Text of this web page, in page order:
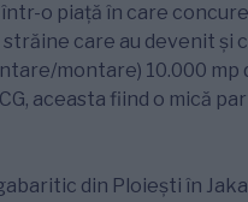
o piaţă în care
care au devenit şi
montare) 10.000 mp
aceasta fiind o mică
din Ploiești în